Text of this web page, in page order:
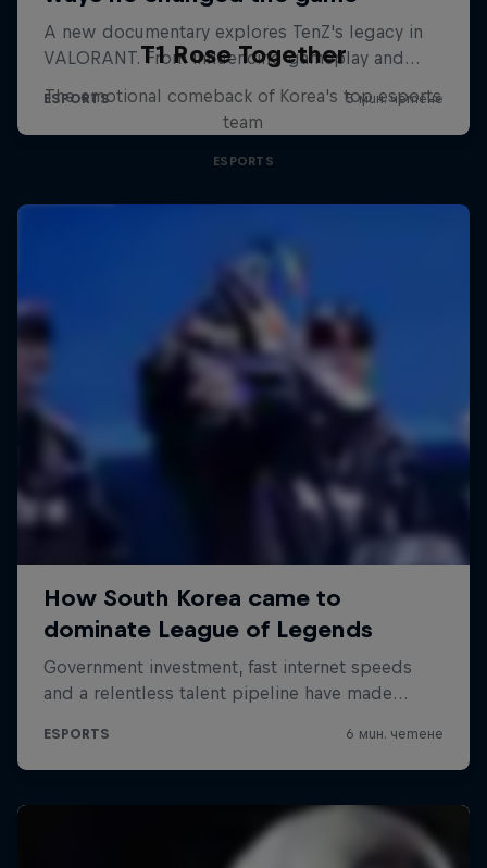
T1 Rose Together
The emotional comeback of Korea's top esports
team
ESPORTS